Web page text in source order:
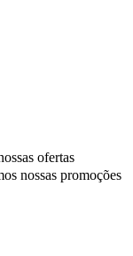
ofertas
nossas promoções